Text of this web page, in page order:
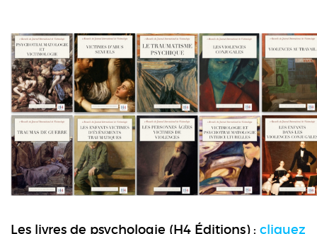
Les livres de psychologie (H4 Éditions) : cliquez